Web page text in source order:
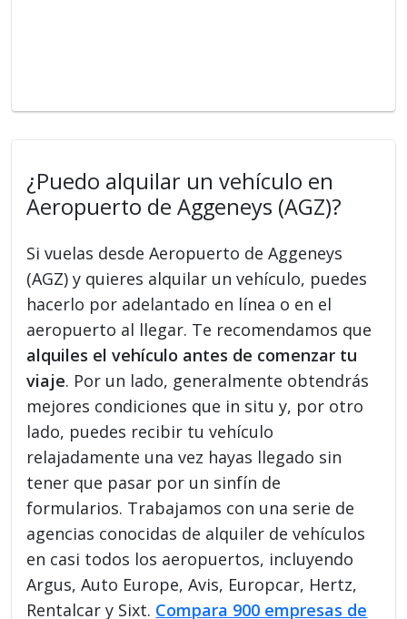
¿Puedo alquilar un vehículo en
Aeropuerto de Aggeneys (AGZ)?
Si vuelas desde Aeropuerto de Aggeneys
(AGZ) y quieres alquilar un vehículo, puedes
hacerlo por adelantado en línea o en el
aeropuerto al llegar. Te recomendamos que
alquiles el vehículo antes de comenzar tu
viaje. Por un lado, generalmente obtendrás
mejores condiciones que in situ y, por otro
lado, puedes recibir tu vehículo
relajadamente una vez hayas llegado sin
tener que pasar por un sinfín de
formularios. Trabajamos con una serie de
agencias conocidas de alquiler de vehículos
en casi todos los aeropuertos, incluyendo
Argus, Auto Europe, Avis, Europcar, Hertz,
Rentalcar y Sixt. Compara 900 empresas de